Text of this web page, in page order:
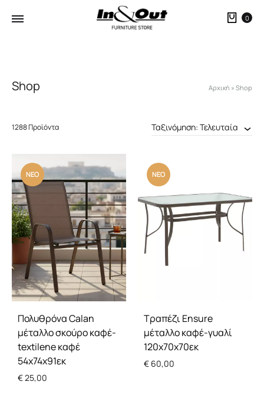
0
Shop Αρχική » Shop
1288 Προϊόντα Ταξινόμηση: Τελευταία
ΝΕΟ
Πολυθρόνα Calan
μέταλλο σκούρo καφέ-
textilene καφέ
54x74x91εκ
€25,00
ΝΕΟ
Τραπέζι Ensure
μέταλλο καφέ-γυαλί
120x70x70εκ
€ 60,00